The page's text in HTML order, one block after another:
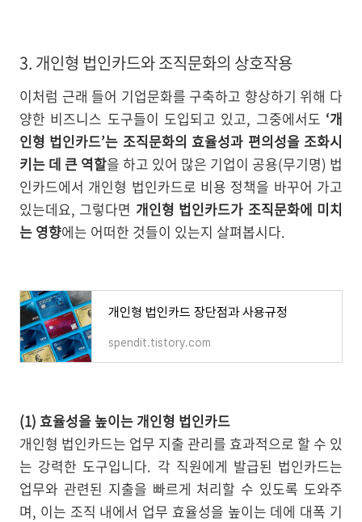
3. 개인형 법인카드와 조직문화의 상호작용
이처럼 근래 들어 기업문화를 구축하고 향상하기 위해 다
양한 비즈니스 도구들이 도입되고 있고, 그중에서도 ‘개
인형 법인카드’는 조직문화의 효율성과 편의성을 조화시
키는 데 큰 역할을 하고 있어 많은 기업이 공용(무기명) 법
인카드에서 개인형 법인카드로 비용 정책을 바꾸어 가고
있는데요, 그렇다면 개인형 법인카드가 조직문화에 미치
는 영향에는 어떠한 것들이 있는지 살펴봅시다.
개인형 법인카드 장단점과 사용규정
spendit.tistory.com
(1) 효율성을 높이는 개인형 법인카드
개인형 법인카드는 업무 지출 관리를 효과적으로 할 수 있
는 강력한 도구입니다. 각 직원에게 발급된 법인카드는
업무와 관련된 지출을 빠르게 처리할 수 있도록 도와주
며, 이는 조직 내에서 업무 효율성을 높이는 데에 대폭 기